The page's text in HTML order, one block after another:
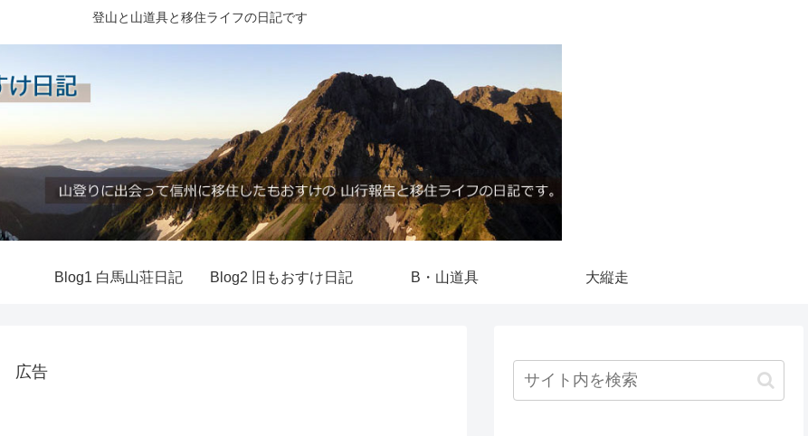
登山と山道具と移住ライフの日記です
Blog1 白馬山荘日記 Blog2 旧もおすけ日記 B・山道具 大縦走
広告